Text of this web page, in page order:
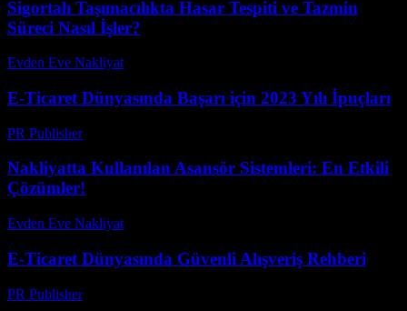
Sigortalı Taşımacılıkta Hasar Tespiti ve Tazmin
Süreci Nasıl İşler?
Evden Eve Nakliyat
E-Ticaret Dünyasında Başarı için 2023 Yılı İpuçları
PR Publisher-
Nakliyatta Kullanılan Asansör Sistemleri: En Etkili
Çözümler!
Evden Eve Nakliyat
E-Ticaret Dünyasında Güvenli Alışveriş Rehberi
PR Publisher-